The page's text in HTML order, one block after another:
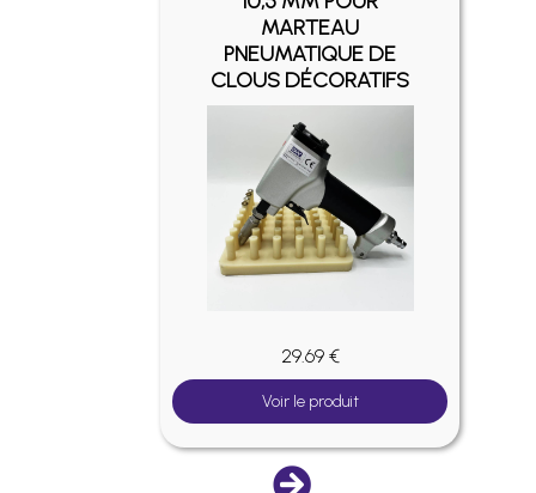
MARTEAU
PNEUMATIQUE DE
CLOUS DÉCORATIFS
29.69 €
Voir le produit